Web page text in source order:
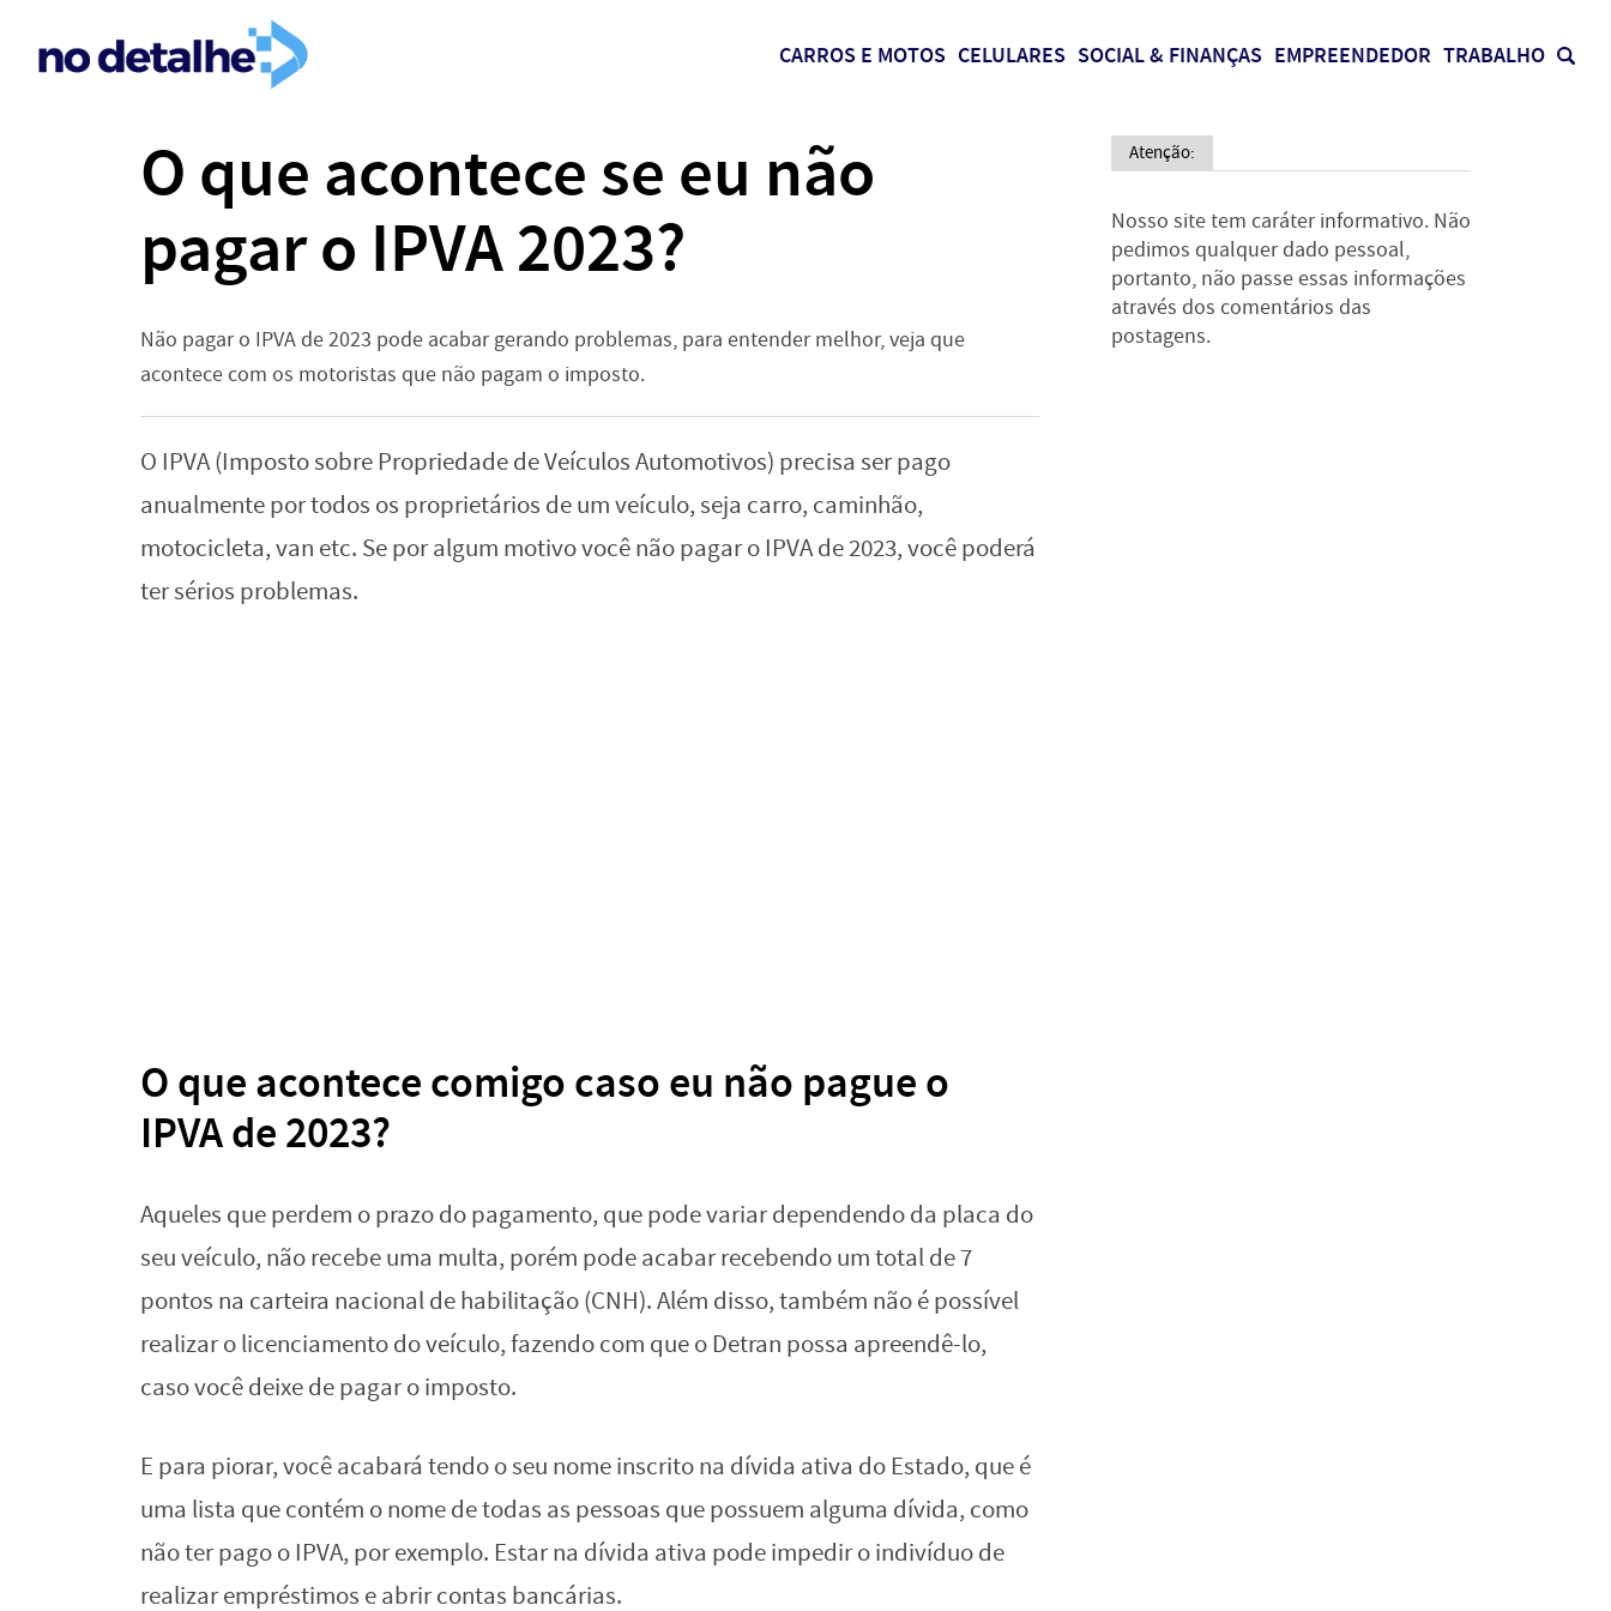
CARROS E MOTOS CELULARES SOCIAL & FINANÇAS EMPREENDEDOR TRABALHO
O que acontece se eu não
pagar o IPVA 2023?
Não pagar o IPVA de 2023 pode acabar gerando problemas, para entender melhor, veja que
acontece com os motoristas que não pagam o imposto.
O IPVA (Imposto sobre Propriedade de Veículos Automotivos) precisa ser pago
anualmente por todos os proprietários de um veículo, seja carro, caminhão,
motocicleta, van etc. Se por algum motivo você não pagar o IPVA de 2023, você poderá
ter sérios problemas.
O que acontece comigo caso eu não pague o
IPVA de 2023?
Aqueles que perdem o prazo do pagamento, que pode variar dependendo da placa do
seu veículo, não recebe uma multa, porém pode acabar recebendo um total de 7
pontos na carteira nacional de habilitação (CNH). Além disso, também não é possível
realizar o licenciamento do veículo, fazendo com que o Detran possa apreendê-lo,
caso você deixe de pagar o imposto.
E para piorar, você acabará tendo o seu nome inscrito na dívida ativa do Estado, que é
uma lista que contém o nome de todas as pessoas que possuem alguma dívida, como
não ter pago o IPVA, por exemplo. Estar na dívida ativa pode impedir o indivíduo de
realizar empréstimos e abrir contas bancárias.
Atenção:
Nosso site tem caráter informativo. Não
pedimos qualquer dado pessoal,
portanto, não passe essas informações
através dos comentários das
postagens.